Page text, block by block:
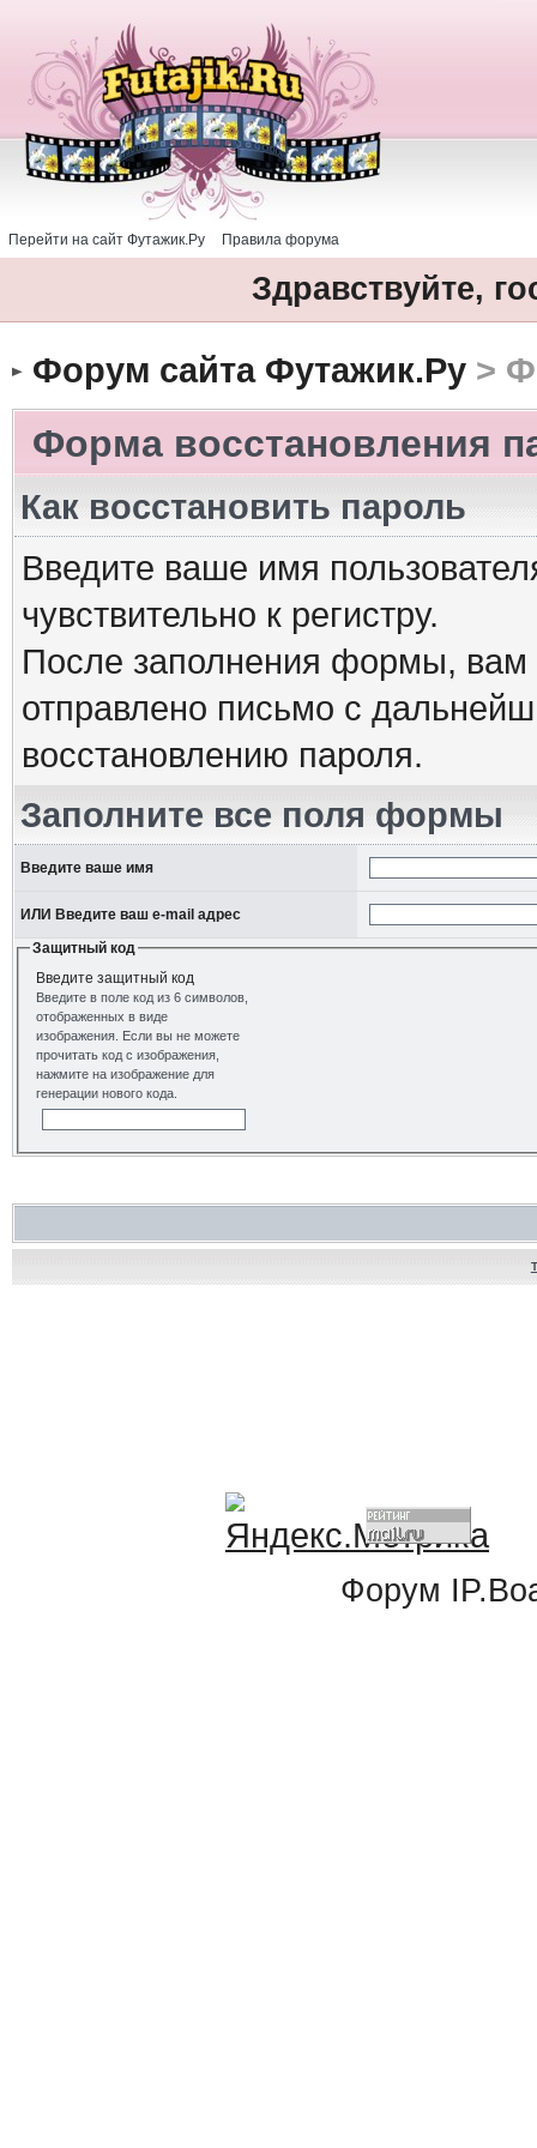
Перейти на сайт Футажик.Ру Правила форума
Здравствуйте,
Форум сайта Футажик.Ру>
Форма восстановления
Как восстановить пароль
Введите ваше имя
чувствительно к регистру.
После заполнения формы, вам
отправлено письмо с
восстановлению пароля.
Заполните все поля формы
Введите ваше имя
ИЛИ Введите ваш e-mail адрес
Защитный код
Введите защитный код
Введите в поле код из 6 символов,
отображенных в виде
изображения. Если вы не можете
прочитать код с изображения,
нажмите на изображение для
генерации нового кода.
Форум